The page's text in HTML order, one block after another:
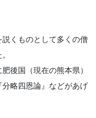
説くものとして多くの僧
後国（現在の熊本県）
略四恩論』などがあげ